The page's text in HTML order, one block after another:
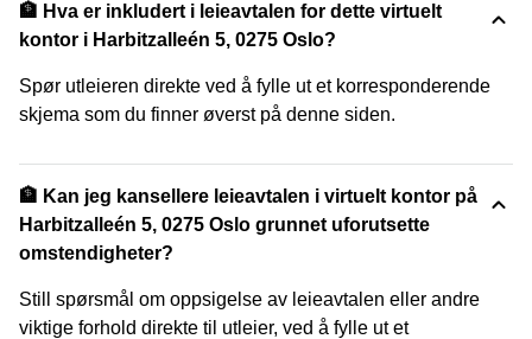
🏦 Hva er inkludert i leieavtalen for dette virtuelt
kontor i Harbitzalleén 5, 0275 Oslo?
Spør utleieren direkte ved å fylle ut et korresponderende
skjema som du finner øverst på denne siden.
🏦 Kan jeg kansellere leieavtalen i virtuelt kontor på
Harbitzalleén 5, 0275 Oslo grunnet uforutsette
omstendigheter?
Still spørsmål om oppsigelse av leieavtalen eller andre
viktige forhold direkte til utleier, ved å fylle ut et